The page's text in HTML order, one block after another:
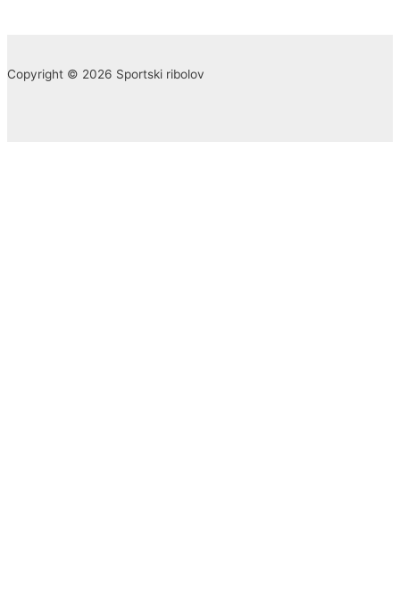
Copyright © 2026 Sportski ribolov